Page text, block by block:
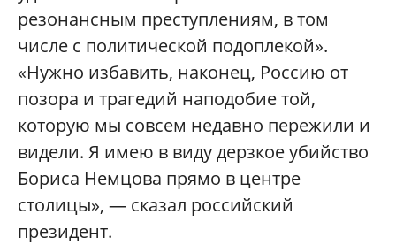
резонансным преступлениям, в том
числе с политической подоплекой».
«Нужно избавить, наконец, Россию от
позора и трагедий наподобие той,
которую мы совсем недавно пережили и
видели. Я имею в виду дерзкое убийство
Бориса Немцова прямо в центре
столицы», — сказал российский
президент.